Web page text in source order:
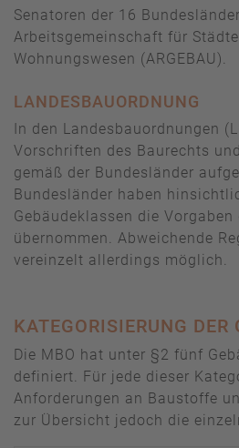
Senatoren der 16
Arbeitsgemeinschaft für
Wohnungswesen (ARGEBAU).
LANDESBAUORDNUNG
In den Landesbauordnungen
Vorschriften des Baurechts
gemäß der Bundesländer
Bundesländer haben
Gebäudeklassen die Vorgaben
übernommen. Abweichende
vereinzelt allerdings möglich.
KATEGORISIERUNG DER
Die MBO hat unter §2 fünf
definiert. Für jede dieser
Anforderungen an Baustoffe
zur Übersicht jedoch die